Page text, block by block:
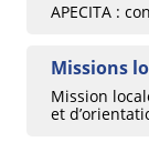
APECITA :
Missions
Mission
et